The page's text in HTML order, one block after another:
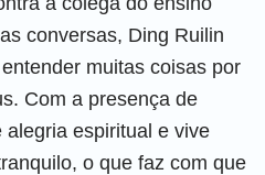
conversas, Ding Ruilin
muitas coisas por
Com a presença de
espiritual e vive
o que faz com que